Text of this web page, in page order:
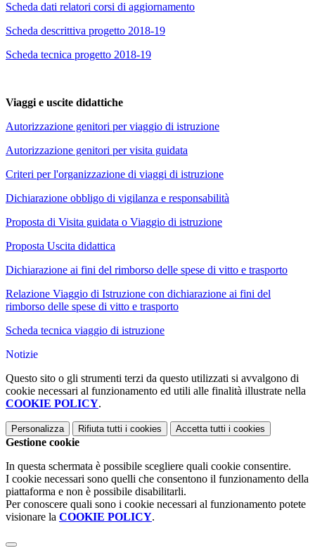
Scheda dati relatori corsi di aggiornamento
Scheda descrittiva progetto 2018-19
Scheda tecnica progetto 2018-19
Viaggi e uscite didattiche
Autorizzazione genitori per viaggio di istruzione
Autorizzazione genitori per visita guidata
Criteri per l'organizzazione di viaggi di istruzione
Dichiarazione obbligo di vigilanza e responsabilità
Proposta di Visita guidata o Viaggio di istruzione
Proposta Uscita didattica
Dichiarazione ai fini del rimborso delle spese di vitto e trasporto
Relazione Viaggio di Istruzione con dichiarazione ai fini del
rimborso delle spese di vitto e trasporto
Scheda tecnica viaggio di istruzione
Notizie
Questo sito o gli strumenti terzi da questo utilizzati si avvalgono di
cookie necessari al funzionamento ed utili alle finalità illustrate nella
COOKIE POLICY.
Personalizza Rifiuta tutti i cookies Accetta tutti i cookies
Gestione cookie
In questa schermata è possibile scegliere quali cookie consentire.
I cookie necessari sono quelli che consentono il funzionamento della
piattaforma e non è possibile disabilitarli.
Per conoscere quali sono i cookie necessari al funzionamento potete
visionare la COOKIE POLICY.